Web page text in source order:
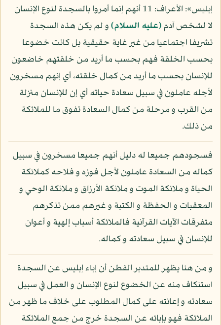
إبليس»: الأعراف: 11 أنهم إنما أمروا بالسجدة لنوع الإنسان
لا لشخص آدم(عليه السلام)و لم يكن هذه السجدة
تشريفا اجتماعيا من غير غاية حقيقية بل كانت خضوعا
بحسب الخلقة فهم بحسب ما أريد من خلقتهم خاضعون
للإنسان بحسب ما أريد من كمال خلقته، أي إنهم مسخرون
لأجله عاملون في سبيل سعادة حياته أي إن للإنسان منزلة
من القرب و مرحلة من كمال السعادة تفوق ما للملائكة
من ذلك.
فسجودهم جميعا له دليل أنهم جميعا مسخرون في سبيل
كماله من السعادة عاملون لأجل فوزه و فلاحه كملائكة
الحياة و ملائكة الموت و ملائكة الأرزاق و ملائكة الوحي و
المعقبات و الحفظة و الكتبة و غيرهم ممن تذكرهم
متفرقات الآيات القرآنية فالملائكة أسباب إلهية و أعوان
للإنسان في سبيل سعادته و كماله.
و من هنا يظهر للمتدبر الفطن أن إباء إبليس عن السجدة
استنكاف منه عن الخضوع لنوع الإنسان و العمل في سبيل
سعادته و إعانته على كمال المطلوب على خلاف ما ظهر من
الملائكة فهو بإبائه عن السجدة خرج من جمع الملائكة